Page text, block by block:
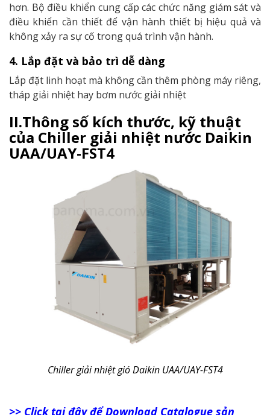
hơn. Bộ điều khiển cung cấp các chức năng giám sát và
điều khiển cần thiết để vận hành thiết bị hiệu quả và
không xảy ra sự cố trong quá trình vận hành.
4. Lắp đặt và bảo trì dễ dàng
Lắp đặt linh hoạt mà không cần thêm phòng máy riêng,
tháp giải nhiệt hay bơm nước giải nhiệt
II.Thông số kích thước, kỹ thuật
của Chiller giải nhiệt nước Daikin
UAA/UAY-FST4
Chiller giải nhiệt gió Daikin UAA/UAY-FST4
>> Click tại đây để Download Catalogue sản